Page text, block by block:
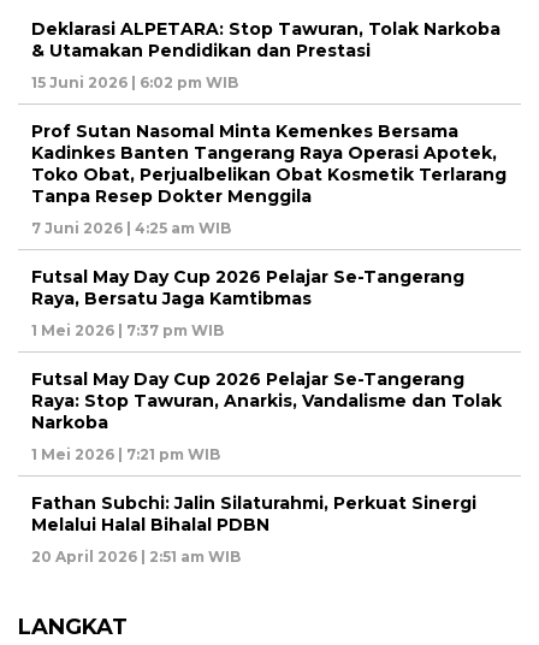
Deklarasi ALPETARA: Stop Tawuran, Tolak Narkoba
& Utamakan Pendidikan dan Prestasi
15 Juni 2026 | 6:02 pm WIB
Prof Sutan Nasomal Minta Kemenkes Bersama
Kadinkes Banten Tangerang Raya Operasi Apotek,
Toko Obat, Perjualbelikan Obat Kosmetik Terlarang
Tanpa Resep Dokter Menggila
7 Juni 2026 | 4:25 am WIB
Futsal May Day Cup 2026 Pelajar Se-Tangerang
Raya, Bersatu Jaga Kamtibmas
1 Mei 2026 | 7:37 pm WIB
Futsal May Day Cup 2026 Pelajar Se-Tangerang
Raya: Stop Tawuran, Anarkis, Vandalisme dan Tolak
Narkoba
1 Mei 2026 | 7:21 pm WIB
Fathan Subchi: Jalin Silaturahmi, Perkuat Sinergi
Melalui Halal Bihalal PDBN
20 April 2026 | 2:51 am WIB
LANGKAT